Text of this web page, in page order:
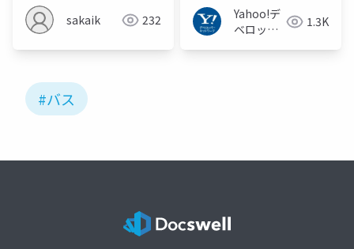
sakaik 232
Yahoo!デ
ベロッパ
1.3K
#バス